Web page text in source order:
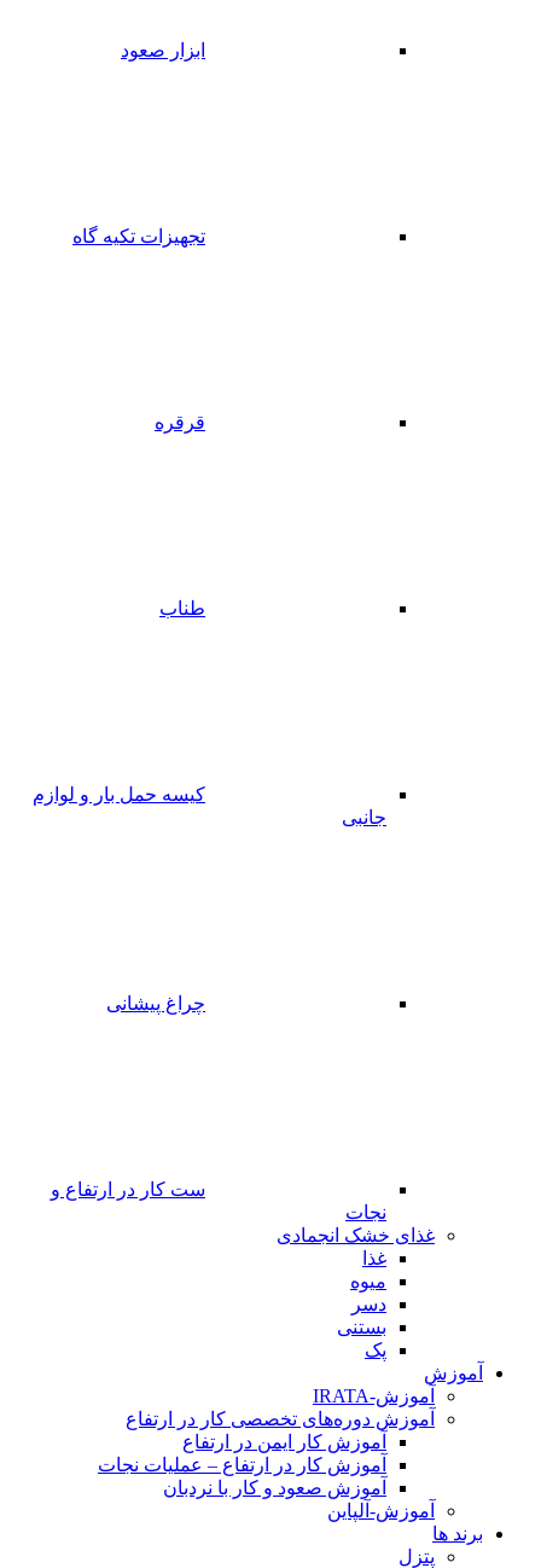
ابزار صعود
تجهیزات تکیه گاه
قرقره
طناب
کیسه حمل بار و لوازم
جانبی
چراغ پیشانی
ست کار در ارتفاع و
نجات
غذای خشک انجمادی
غذا
میوه
دسر
بستنی
پک
آموزش
آموزش-IRATA
آموزش دوره‌های تخصصی کار در ارتفاع
آموزش کار ایمن در ارتفاع
آموزش کار در ارتفاع – عملیات نجات
آموزش صعود و کار با نردبان
آموزش-آلپاین
برند ها
پتزل